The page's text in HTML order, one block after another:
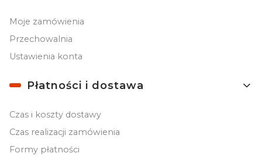
Moje zamówienia
Przechowalnia
Ustawienia konta
Płatności i dostawa
Czas i koszty dostawy
Czas realizacji zamówienia
Formy płatności